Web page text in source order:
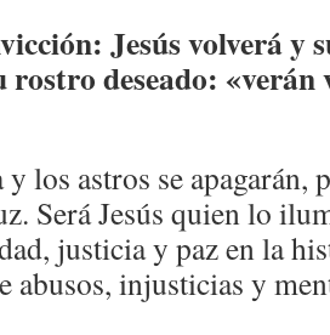
Jesús volverá y
rostro deseado:
los astros se apagarán,
Será Jesús quien lo
justicia y paz en la
abusos, injusticias y